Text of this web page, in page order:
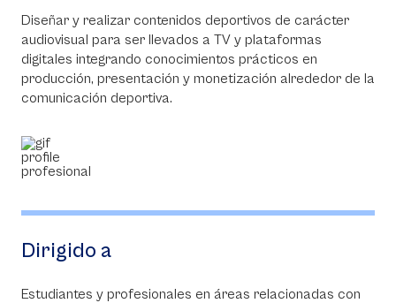
Diseñar y realizar contenidos deportivos de carácter
audiovisual para ser llevados a TV y plataformas
digitales integrando conocimientos prácticos en
producción, presentación y monetización alrededor de la
comunicación deportiva.
Dirigido a
Estudiantes y profesionales en áreas relacionadas con